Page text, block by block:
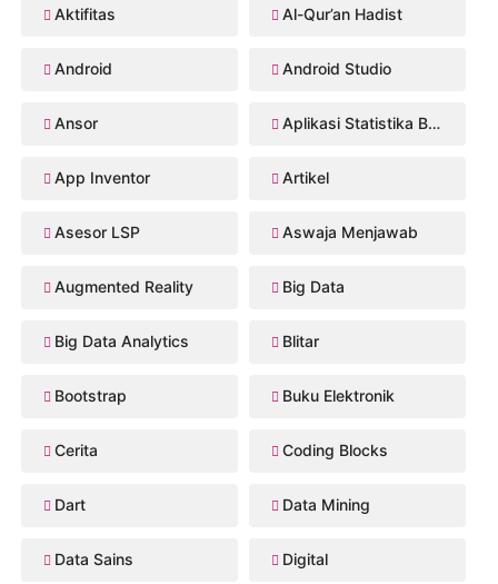
Aktifitas Al-Qur’an Hadist
Android Android Studio
Ansor Aplikasi Statistika Bayesian
App Inventor Artikel
Asesor LSP Aswaja Menjawab
Augmented Reality Big Data
Big Data Analytics Blitar
Bootstrap Buku Elektronik
Cerita Coding Blocks
Dart Data Mining
Data Sains Digital